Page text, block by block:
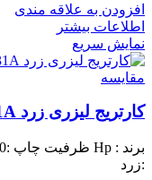
افزودن به علاقه مندی
اطلاعات بیشتر
نمایش سریع
مقايسه
کارتریج لیزری زرد hp 131A
برند : Hp ظرفیت چاپ :1800 برگ
:زرد